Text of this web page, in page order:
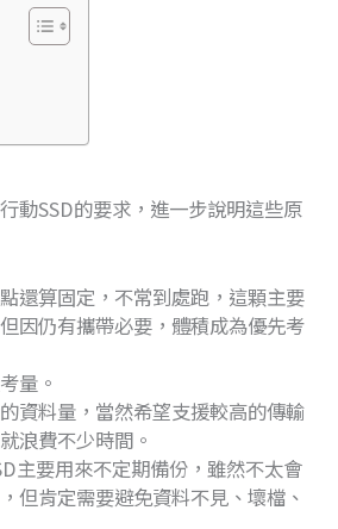
動SSD的要求，進一步說明這些原
還算固定，不常到處跑，這顆主要
因仍有攜帶必要，體積成為優先考
量。
資料量，當然希望支援較高的傳輸
浪費不少時間。
主要用來不定期備份，雖然不太會
但肯定需要避免資料不見、壞檔、